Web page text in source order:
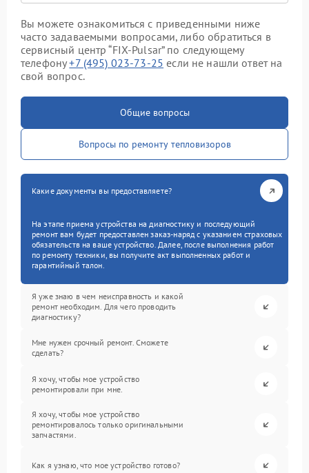
Вы можете ознакомиться с приведенными ниже
часто задаваемыми вопросами, либо обратиться в
сервисный центр “FIX-Pulsar” по следующему
телефону+7 (495) 023-73-25 если не нашли ответ на
свой вопрос.
Общие вопросы
Вопросы по ремонту тепловизоров
Какие документы вы предоставляете?
На этапе приема устройства на диагностику и последующий
ремонт вам будет предоставлен заказ-наряд с указанием страховых
обязательств на ваше устройство. Далее, после выполнения работ
по ремонту техники, вы получите акт выполненных работ и
гарантийный талон.
Я уже знаю в чем неисправность и какой
ремонт необходим. Для чего проводить
диагностику?
Мне нужен срочный ремонт. Сможете
сделать?
Я хочу, чтобы мое устройство
ремонтировали при мне.
Я хочу, чтобы мое устройство
ремонтировалось только оригинальными
запчастями.
Как я узнаю, что мое устройство готово?